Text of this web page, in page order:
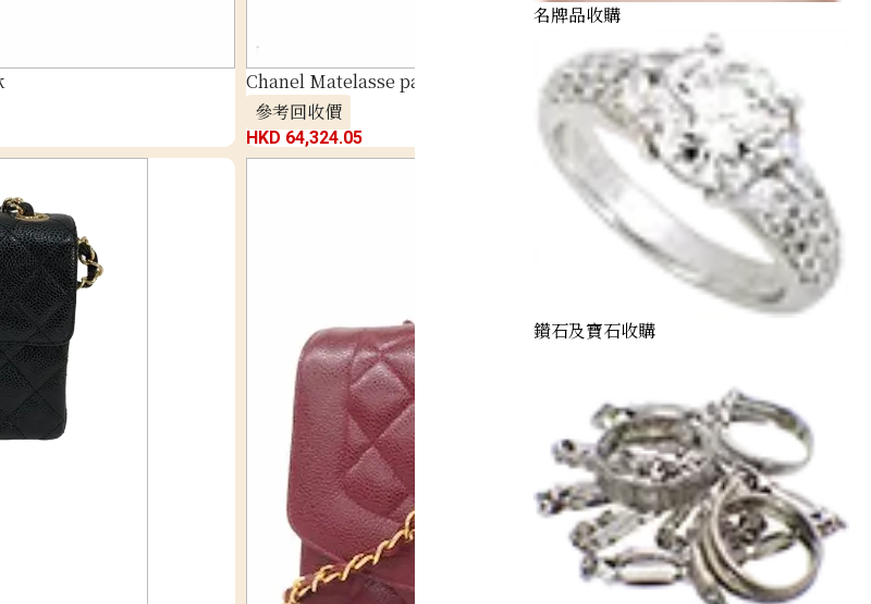
Chanel Matelasse parent-child bag coated leather
參考回收價
HKD 64,324.05
名牌品收購
鑽石及寶石收購